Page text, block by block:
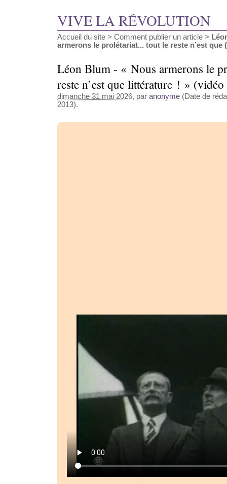
VIVE LA RÉVOLUTION
Accueil du site > Comment publier un article >
armerons le prolétariat... tout le reste n’est que
Léon Blum - « Nous armerons le
reste n’est que littérature ! » (vidéo
dimanche 31 mai 2026, par anonyme (Date de
2013).